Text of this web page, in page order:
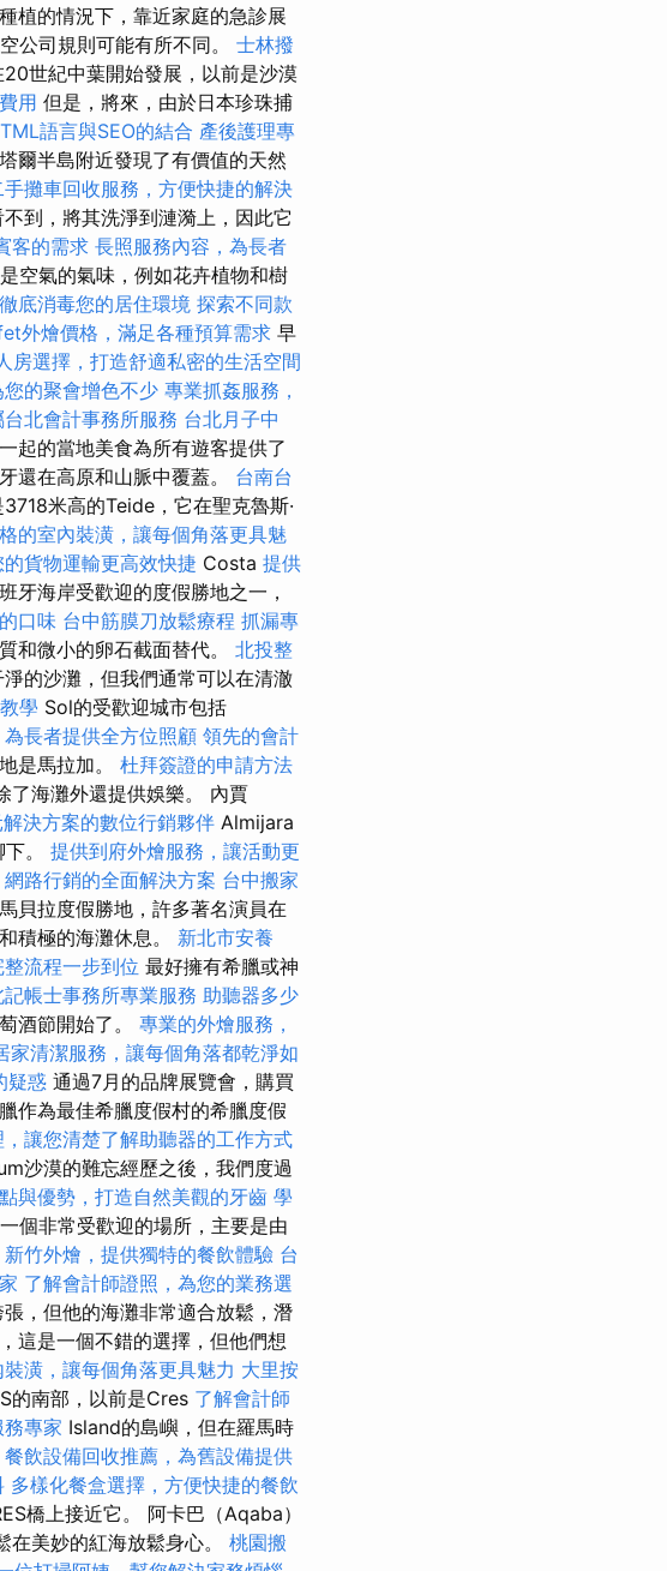
植的情況下，靠近家庭的急診展
公司規則可能有所不同。 士林撥
世紀中葉開始發展，以前是沙漠
用 但是，將來，由於日本珍珠捕
語言與SEO的結合 產後護理專
爾半島附近發現了有價值的天然
手攤車回收服務，方便快捷的解決
到，將其洗淨到漣漪上，因此它
客的需求 長照服務內容，為長者
空氣的氣味，例如花卉植物和樹
底消毒您的居住環境 探索不同款
外燴價格，滿足各種預算需求 早
房選擇，打造舒適私密的生活空間
的聚會增色不少 專業抓姦服務，
台北會計事務所服務 台北月子中
起的當地美食為所有遊客提供了
還在高原和山脈中覆蓋。 台南台
米高的Teide，它在聖克魯斯·
的室內裝潢，讓每個角落更具魅
貨物運輸更高效快捷 Costa 提供
牙海岸受歡迎的度假勝地之一，
口味 台中筋膜刀放鬆療程 抓漏專
和微小的卵石截面替代。 北投整
的沙灘，但我們通常可以在清澈
學 Sol的受歡迎城市包括
長者提供全方位照顧 領先的會計
是馬拉加。 杜拜簽證的申請方法
了海灘外還提供娛樂。 內賈
決方案的數位行銷夥伴 Almijara
。 提供到府外燴服務，讓活動更
網路行銷的全面解決方案 台中搬家
貝拉度假勝地，許多著名演員在
積極的海灘休息。 新北市安養
流程一步到位 最好擁有希臘或神
記帳士事務所專業服務 助聽器多少
酒節開始了。 專業的外燴服務，
家清潔服務，讓每個角落都乾淨如
疑惑 通過7月的品牌展覽會，購買
作為最佳希臘度假村的希臘度假
讓您清楚了解助聽器的工作方式
沙漠的難忘經歷之後，我們度過
與優勢，打造自然美觀的牙齒 學
個非常受歡迎的場所，主要是由
新竹外燴，提供獨特的餐飲體驗 台
了解會計師證照，為您的業務選
，但他的海灘非常適合放鬆，潛
這是一個不錯的選擇，但他們想
潢，讓每個角落更具魅力 大里按
的南部，以前是Cres 了解會計師
專家 Island的島嶼，但在羅馬時
餐飲設備回收推薦，為舊設備提供
多樣化餐盒選擇，方便快捷的餐飲
橋上接近它。 阿卡巴（Aqaba）
美妙的紅海放鬆身心。 桃園搬